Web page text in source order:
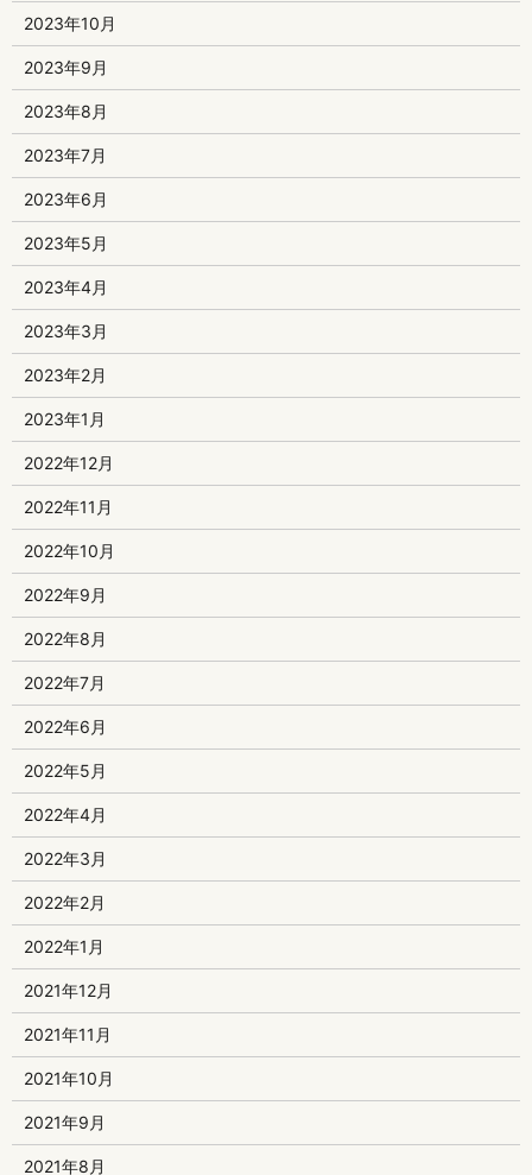
2023年10月
2023年9月
2023年8月
2023年7月
2023年6月
2023年5月
2023年4月
2023年3月
2023年2月
2023年1月
2022年12月
2022年11月
2022年10月
2022年9月
2022年8月
2022年7月
2022年6月
2022年5月
2022年4月
2022年3月
2022年2月
2022年1月
2021年12月
2021年11月
2021年10月
2021年9月
2021年8月